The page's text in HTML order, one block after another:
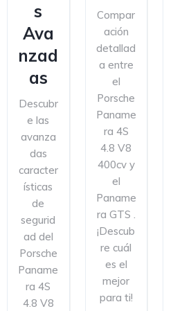
s
Ava
nzad
as
Descubr
e las
avanza
das
caracter
ísticas
de
segurid
ad del
Porsche
Paname
ra 4S
4.8 V8
Compar
ación
detallad
a entre
el
Porsche
Paname
ra 4S
4.8 V8
400cv y
el
Paname
ra GTS .
¡Descub
re cuál
es el
mejor
para ti!